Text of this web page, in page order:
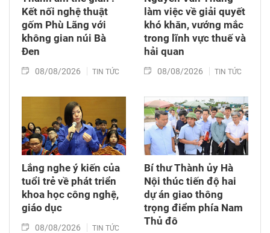
Kết nối nghệ thuật
gốm Phù Lãng với
không gian núi Bà
Đen
08/08/2026 TIN TỨC
làm việc về giải quyết
khó khăn, vướng mắc
trong lĩnh vực thuế và
hải quan
08/08/2026 TIN TỨC
Lắng nghe ý kiến của
tuổi trẻ về phát triển
khoa học công nghệ,
giáo dục
08/08/2026 TIN TỨC
Bí thư Thành ủy Hà
Nội thúc tiến độ hai
dự án giao thông
trọng điểm phía Nam
Thủ đô